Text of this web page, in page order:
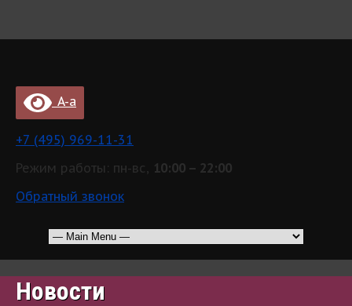
A-a
+7 (495) 969-11-31
Режим работы: пн-вс, 10:00 – 22:00
Обратный звонок
Новости